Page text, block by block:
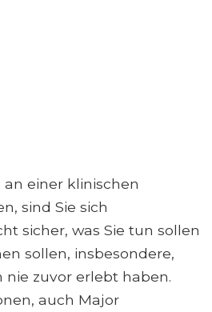
einer klinischen
sind Sie sich
sicher, was Sie tun sollen
sollen, insbesondere,
nie zuvor erlebt haben.
auch Major